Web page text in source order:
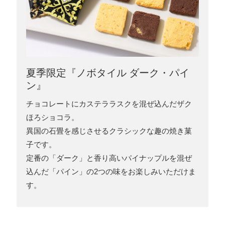
夏季限定『ノボタイル ダーク・パイ
ン』
チョコレートにカステララスクを混ぜ込んだザク
ほろショコラ。
異国の石畳を感じさせるクラシックな趣の焼き菓
子です。
定番の「ダーク」と香り高いパイナップルを混ぜ
込んだ「パイン」の2つの味をお楽しみいただけま
す。